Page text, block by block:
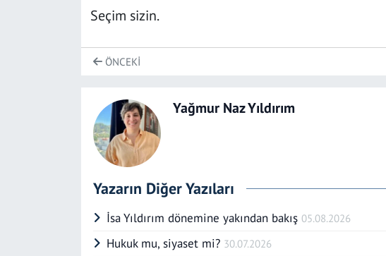
Seçim sizin.
ÖNCEKI
Yağmur Naz Yıldırım
Yazarın Diğer Yazıları
İsa Yıldırım dönemine yakından bakış 05.08.2026
Hukuk mu, siyaset mi? 30.07.2026